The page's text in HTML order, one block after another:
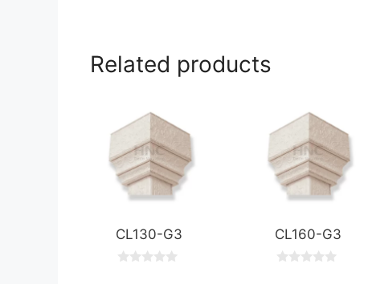
Related products
CL130-G3 CL160-G3